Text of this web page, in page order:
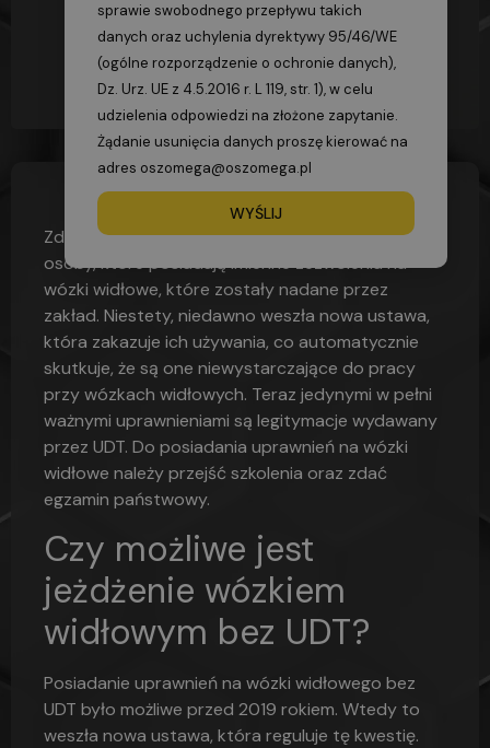
22/02/2022
Zdarza się, że są jeszcze wśród pracowników
osoby, które posiadają imienne zezwolenia na
wózki widłowe, które zostały nadane przez
zakład. Niestety, niedawno weszła nowa ustawa,
która zakazuje ich używania, co automatycznie
skutkuje, że są one niewystarczające do pracy
przy wózkach widłowych. Teraz jedynymi w pełni
ważnymi uprawnieniami są legitymacje wydawany
przez UDT. Do posiadania uprawnień na wózki
widłowe należy przejść szkolenia oraz zdać
egzamin państwowy.
Czy możliwe jest
jeżdżenie wózkiem
widłowym bez UDT?
Posiadanie uprawnień na wózki widłowego bez
UDT było możliwe przed 2019 rokiem. Wtedy to
weszła nowa ustawa, która reguluje tę kwestię.
sprawie swobodnego przepływu takich
danych oraz uchylenia dyrektywy 95/46/WE
(ogólne rozporządzenie o ochronie danych),
Dz. Urz. UE z 4.5.2016 r. L 119, str. 1), w celu
udzielenia odpowiedzi na złożone zapytanie.
Żądanie usunięcia danych proszę kierować na
adres oszomega@oszomega.pl
WYŚLIJ